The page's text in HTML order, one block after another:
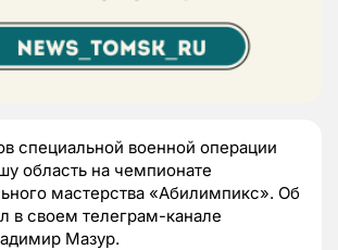
специальной военной операции
область на чемпионате
мастерства «Абилимпикс». Об
в своем телеграм-канале
Мазур.